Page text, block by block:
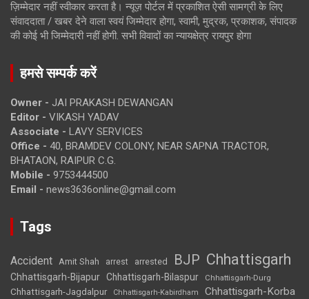
ज़िम्मेदार नहीं स्वीकार करता है। न्यूज़ पोर्टल में प्रकाशित ऐसी सामग्री के लिए
संवाददाता / खबर देने वाला स्वयं जिम्मेदार होगा, स्वामी, मुद्रक, प्रकाशक, संपादक
की कोई भी जिम्मेदारी नहीं होगी. सभी विवादों का न्यायक्षेत्र रायपुर होगा
हमसे सम्पर्क करें
Owner - JAI PRAKASH DEWANGAN
Editor - VIKASH YADAV
Associate - LAVY SERVICES
Office - 40, BRAMDEV COLONY, NEAR SAPNA TRACTOR,
BHATAON, RAIPUR C.G.
Mobile - 9753444500
Email - news3636online@gmail.com
Tags
Accident Amit Shah arrest arrested BJP Chhattisgarh
Chhattisgarh-Bijapur Chhattisgarh-Bilaspur Chhattisgarh-Durg
Chhattisgarh-Jagdalpur Chhattisgarh-Kabirdham Chhattisgarh-Korba